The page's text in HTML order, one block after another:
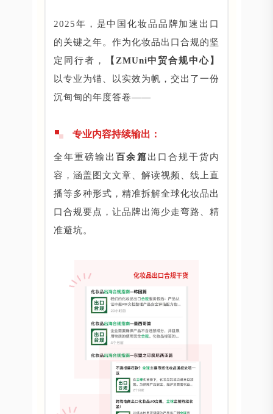
2025年，是中国化妆品品牌加速出口
的关键之年。作为化妆品出口合规的坚
定同行者，
【ZMUni中贸合规中心】
以专业为锚、以实效为帆，交出了一份
沉甸甸的年度答卷——
专业内容持续输出：
全年重磅输出百余篇出口合规干货内
容，涵盖图文文章、解读视频、线上直
播等多种形式，精准拆解全球化妆品出
口合规要点，让品牌出海少走弯路、精
准避坑。
化妆品出口合规干货